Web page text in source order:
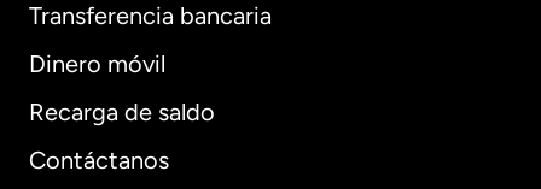
Transferencia bancaria
Dinero móvil
Recarga de saldo
Contáctanos